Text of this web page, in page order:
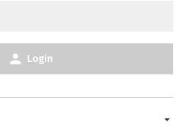
Login